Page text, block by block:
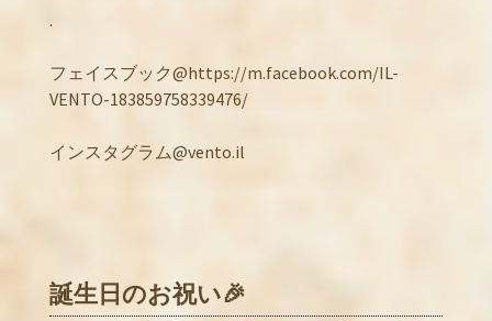
.
フェイスブック@https://m.facebook.com/IL-
VENTO-183859758339476/
インスタグラム@vento.il
誕生日のお祝い🎉